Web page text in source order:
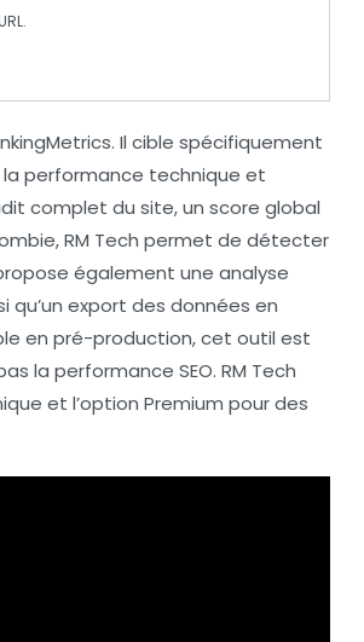
. Il cible spécifiquement
la performance technique et
complet du site, un score global
, RM Tech permet de détecter
également une analyse
qu’un export des données en
en pré-production, cet outil est
la performance SEO. RM Tech
et l’option Premium pour des